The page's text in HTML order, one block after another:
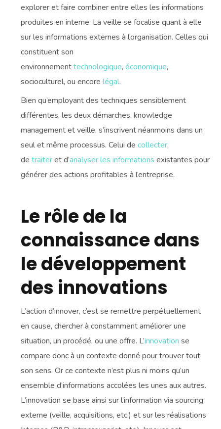
explorer et faire combiner entre elles les informations
produites en interne. La veille se focalise quant à elle
sur les informations externes à l’organisation. Celles qui
constituent son
environnementtechnologique,économique,
socioculturel, ou encorelégal.
Bien qu’employant des techniques sensiblement
différentes, les deux démarches, knowledge
management et veille, s’inscrivent néanmoins dans un
seul et même processus. Celui decollecter,
detraiteret d’analyser les informations existantes pour
générer des actions profitables à l’entreprise.
Le rôle de la
connaissance dans
le développement
des innovations
L’action d’innover, c’est se remettre perpétuellement
en cause, chercher à constamment améliorer une
situation, un procédé, ou une offre. L’innovation se
compare donc à un contexte donné pour trouver tout
son sens. Or ce contexte n’est plus ni moins qu’un
ensemble d’informations accolées les unes aux autres.
L’innovation se base ainsi sur l’information via sourcing
externe (veille, acquisitions, etc.) et sur les réalisations